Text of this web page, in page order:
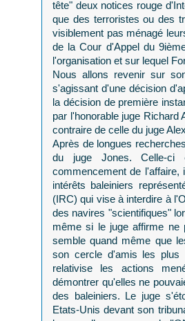
tête" deux notices rouge
que des terroristes ou des
visiblement pas ménagé
de la Cour d'Appel du
l'organisation et sur lequel
Nous allons revenir sur
s'agissant d'une décision
la décision de première
par l'honorable juge
contraire de celle du juge
Après de longues
du juge Jones. Celle-ci
commencement de l'affaire,
intérêts baleiniers
(IRC) qui vise à interdire à
des navires "scientifiques"
même si le juge affirme ne
semble quand même que
son cercle d'amis les plus
relativise les actions
démontrer qu'elles ne
des baleiniers. Le juge
Etats-Unis devant son